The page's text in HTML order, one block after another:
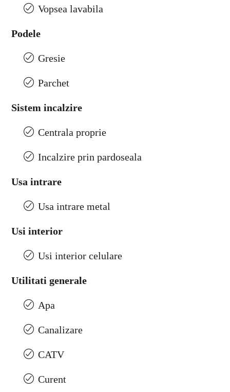
Vopsea lavabila
Podele
Gresie
Parchet
Sistem incalzire
Centrala proprie
Incalzire prin pardoseala
Usa intrare
Usa intrare metal
Usi interior
Usi interior celulare
Utilitati generale
Apa
Canalizare
CATV
Curent